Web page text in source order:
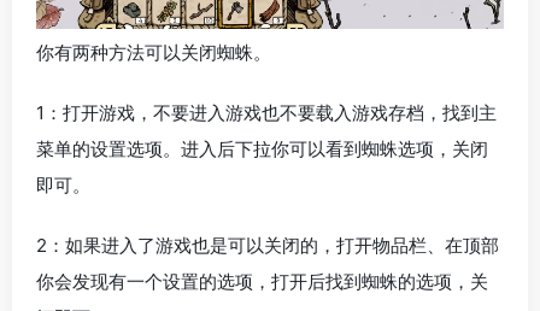
你有两种方法可以关闭蜘蛛。
1：打开游戏，不要进入游戏也不要载入游戏存档，找到主
菜单的设置选项。进入后下拉你可以看到蜘蛛选项，关闭
即可。
2：如果进入了游戏也是可以关闭的，打开物品栏、在顶部
你会发现有一个设置的选项，打开后找到蜘蛛的选项，关